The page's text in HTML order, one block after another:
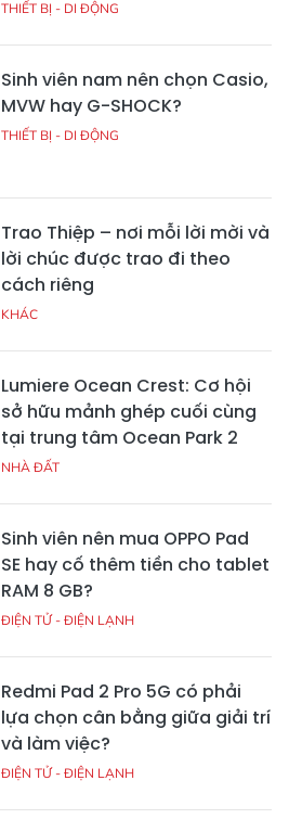
Xưởng may áo tốt nghiệp, áo
cử nhân giá rẻ TP Hồ Chí Minh
KHÁC
quản lý nhân sự tiền lương
toàn diện
KHÁC
Túi vải đay - Giải pháp bao bì
thân thiện môi trường cùng Túi
KHÁC
Plain Homeland - Sofa hiện đại
cho không gian sống tối giản
KHÁC
Hoarosa đáp ứng nhu cầu hoa
khai trương và giỏ trái cây quà
KHÁC
Wi‑Fi 5GHz xuất hiện nhiều hơn
trên camera: Có giải quyết